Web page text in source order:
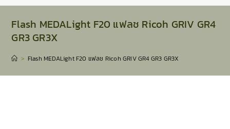
Flash MEDALight F20 แฟลช Ricoh GRIV GR4
GR3 GR3X
> Flash MEDALight F20 แฟลช Ricoh GRIV GR4 GR3 GR3X